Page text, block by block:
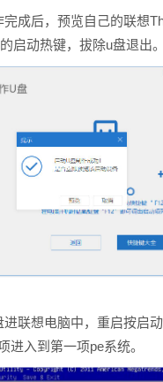
成后，预览自己的联想
启动热键，拔除u盘退出。
联想电脑中，重启按启
进入到第一项pe系统。